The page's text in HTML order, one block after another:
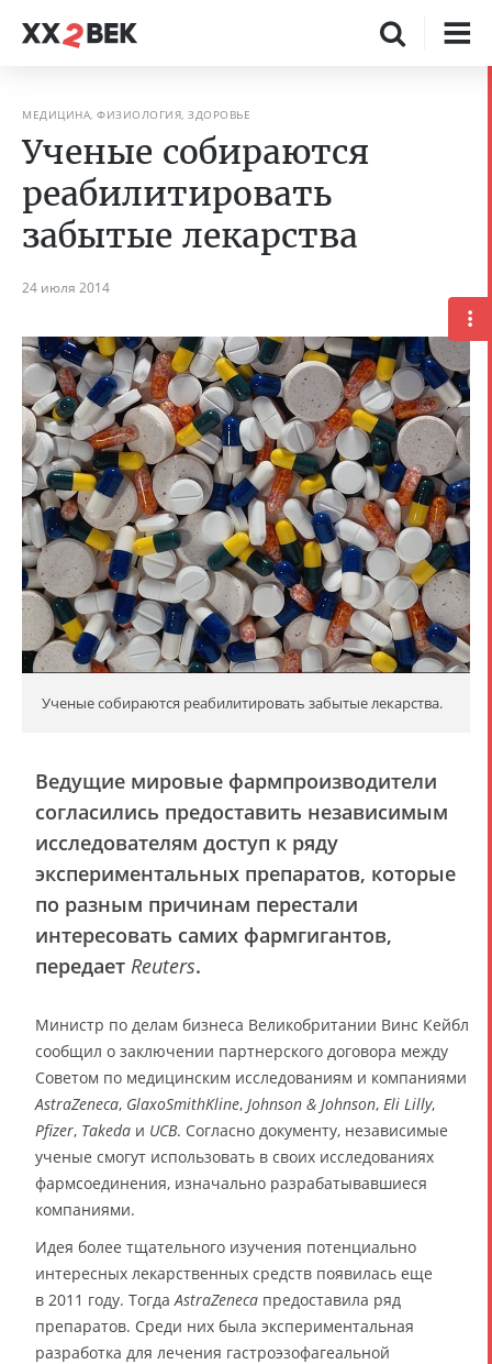
МЕДИЦИНА, ФИЗИОЛОГИЯ, ЗДОРОВЬЕ
Ученые собираются
реабилитировать
забытые лекарства
24 июля 2014
Ученые собираются реабилитировать забытые лекарства.
Ведущие мировые фармпроизводители
согласились предоставить независимым
исследователям доступ к ряду
экспериментальных препаратов, которые
по разным причинам перестали
интересовать самих фармгигантов,
передает Reuters.
Министр по делам бизнеса Великобритании Винс Кейбл
сообщил о заключении партнерского договора между
Советом по медицинским исследованиям и компаниями
AstraZeneca, GlaxoSmithKline, Johnson & Johnson, Eli Lilly,
Pfizer, Takeda и UCB. Согласно документу, независимые
ученые смогут использовать в своих исследованиях
фармсоединения, изначально разрабатывавшиеся
компаниями.
Идея более тщательного изучения потенциально
интересных лекарственных средств появилась еще
в 2011 году. ТогдаAstraZeneca предоставила ряд
препаратов. Среди них была экспериментальная
разработка для лечения гастроэзофагеальной